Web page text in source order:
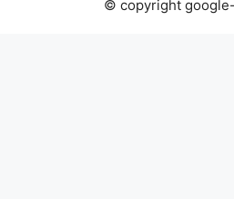
© copyright